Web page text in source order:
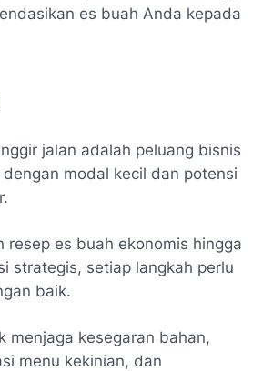
es buah Anda kepada
jalan adalah peluang bisnis
modal kecil dan potensi
resep es buah ekonomis hingga
strategis, setiap langkah perlu
baik.
menjaga kesegaran bahan,
menu kekinian, dan